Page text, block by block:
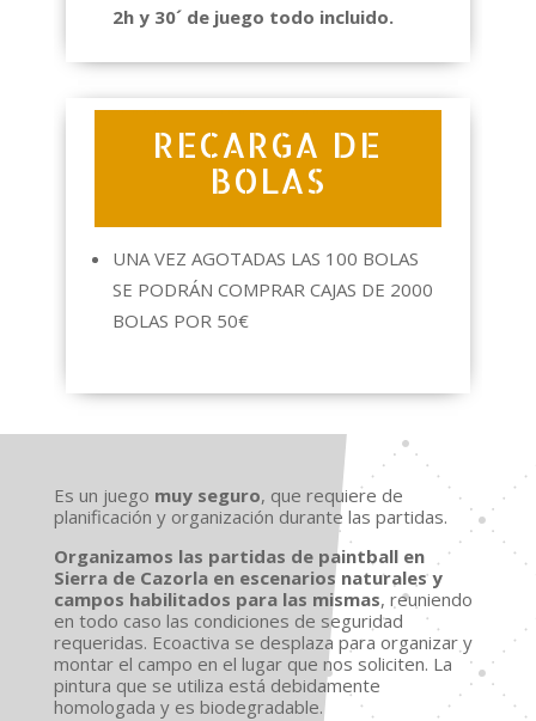
2h y 30´ de juego todo incluido.
RECARGA DE
BOLAS
UNA VEZ AGOTADAS LAS 100 BOLAS
SE PODRÁN COMPRAR CAJAS DE 2000
BOLAS POR 50€
Es un juego muy seguro, que requiere de
planificación y organización durante las partidas.
Organizamos las partidas de paintball en
Sierra de Cazorla en escenarios naturales y
campos habilitados para las mismas, reuniendo
en todo caso las condiciones de seguridad
requeridas. Ecoactiva se desplaza para organizar y
montar el campo en el lugar que nos soliciten. La
pintura que se utiliza está debidamente
homologada y es biodegradable.